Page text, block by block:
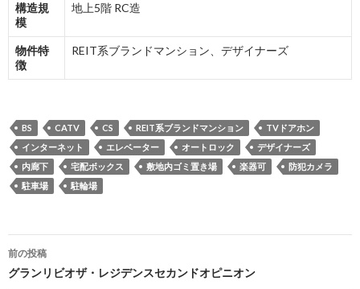
構造規
模
地上5階 RC造
物件特
徴
REIT系ブランドマンション、デザイナーズ
BS CATV CS REIT系ブランドマンション
TVドアホン
インターネット
エレベーター オートロック
デザイナーズ
内廊下
宅配ボックス 敷地内ゴミ置き場 楽器可
防犯カメラ
駐車場
駐輪場
投
稿
前の投稿
グランリビオザ・レジデンスセカンドオピニオン